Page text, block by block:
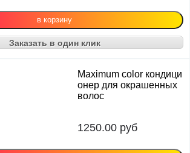
Заказать в один клик
Maximum color кондици
онер для окрашенных
волос
1250.00 руб